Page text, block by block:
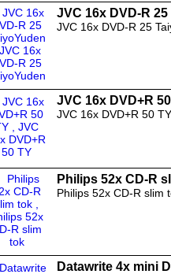
JVC 16x DVD-R
JVC 16x DVD-R 25
JVC 16x DVD+R
JVC 16x DVD+R 50 TY
Philips 52x CD-R
Philips 52x CD-R slim
Datawrite 4x mini